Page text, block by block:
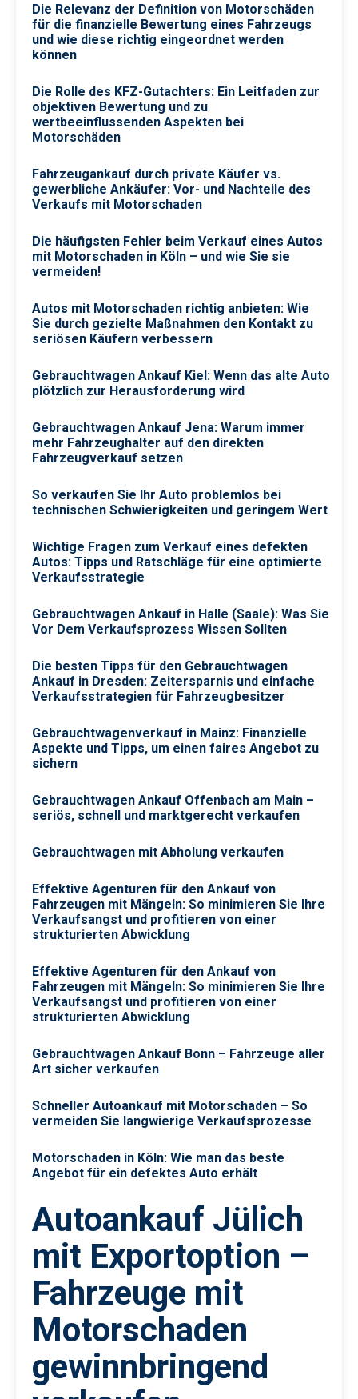
Die Relevanz der Definition von Motorschäden
für die finanzielle Bewertung eines Fahrzeugs
und wie diese richtig eingeordnet werden
können
Die Rolle des KFZ-Gutachters: Ein Leitfaden zur
objektiven Bewertung und zu
wertbeeinflussenden Aspekten bei
Motorschäden
Fahrzeugankauf durch private Käufer vs.
gewerbliche Ankäufer: Vor- und Nachteile des
Verkaufs mit Motorschaden
Die häufigsten Fehler beim Verkauf eines Autos
mit Motorschaden in Köln – und wie Sie sie
vermeiden!
Autos mit Motorschaden richtig anbieten: Wie
Sie durch gezielte Maßnahmen den Kontakt zu
seriösen Käufern verbessern
Gebrauchtwagen Ankauf Kiel: Wenn das alte Auto
plötzlich zur Herausforderung wird
Gebrauchtwagen Ankauf Jena: Warum immer
mehr Fahrzeughalter auf den direkten
Fahrzeugverkauf setzen
So verkaufen Sie Ihr Auto problemlos bei
technischen Schwierigkeiten und geringem Wert
Wichtige Fragen zum Verkauf eines defekten
Autos: Tipps und Ratschläge für eine optimierte
Verkaufsstrategie
Gebrauchtwagen Ankauf in Halle (Saale): Was Sie
Vor Dem Verkaufsprozess Wissen Sollten
Die besten Tipps für den Gebrauchtwagen
Ankauf in Dresden: Zeitersparnis und einfache
Verkaufsstrategien für Fahrzeugbesitzer
Gebrauchtwagenverkauf in Mainz: Finanzielle
Aspekte und Tipps, um einen faires Angebot zu
sichern
Gebrauchtwagen Ankauf Offenbach am Main –
seriös, schnell und marktgerecht verkaufen
Gebrauchtwagen mit Abholung verkaufen
Effektive Agenturen für den Ankauf von
Fahrzeugen mit Mängeln: So minimieren Sie Ihre
Verkaufsangst und profitieren von einer
strukturierten Abwicklung
Effektive Agenturen für den Ankauf von
Fahrzeugen mit Mängeln: So minimieren Sie Ihre
Verkaufsangst und profitieren von einer
strukturierten Abwicklung
Gebrauchtwagen Ankauf Bonn – Fahrzeuge aller
Art sicher verkaufen
Schneller Autoankauf mit Motorschaden – So
vermeiden Sie langwierige Verkaufsprozesse
Motorschaden in Köln: Wie man das beste
Angebot für ein defektes Auto erhält
Autoankauf Jülich
mit Exportoption –
Fahrzeuge mit
Motorschaden
gewinnbringend